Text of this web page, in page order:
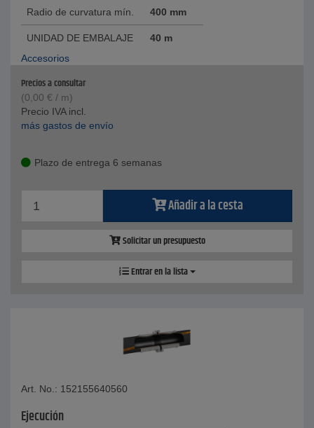
Radio de curvatura mín. 400 mm
UNIDAD DE EMBALAJE
40 m
Accesorios
Precios a consultar
(0,00 € / m)
Precio IVA incl.
más gastos de envío
Plazo de entrega 6 semanas
Añadir a la cesta
Solicitar un presupuesto
Entrar en la lista
Art. No.: 152155640560
Ejecución